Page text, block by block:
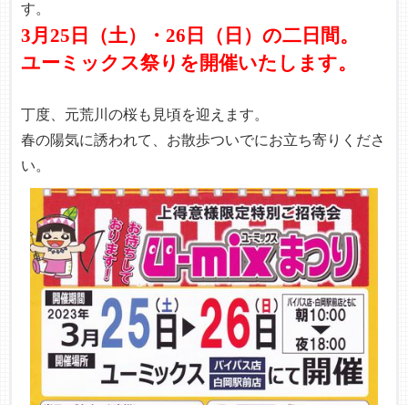
す。
3月25日（土）・26日（日）の二日間。
ユーミックス祭りを開催いたします。
丁度、元荒川の桜も見頃を迎えます。
春の陽気に誘われて、お散歩ついでにお立ち寄りくださ
い。